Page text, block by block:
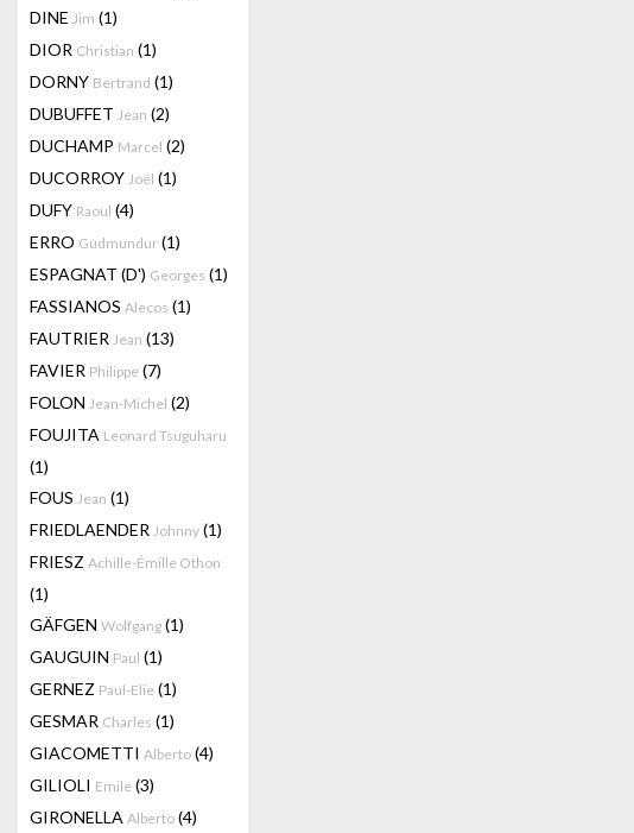
DINE Jim (1)
DIOR Christian (1)
DORNY Bertrand (1)
DUBUFFET Jean (2)
DUCHAMP Marcel (2)
DUCORROY Joël (1)
DUFY Raoul (4)
ERRO Gudmundur (1)
ESPAGNAT (D') Georges (1)
FASSIANOS Alecos (1)
FAUTRIER Jean (13)
FAVIER Philippe (7)
FOLON Jean-Michel (2)
FOUJITA Leonard Tsuguharu
(1)
FOUS Jean (1)
FRIEDLAENDER Johnny (1)
FRIESZ Achille-Émille Othon
(1)
GÄFGEN Wolfgang (1)
GAUGUIN Paul (1)
GERNEZ Paul-Elie (1)
GESMAR Charles (1)
GIACOMETTI Alberto (4)
GILIOLI Emile (3)
GIRONELLA Alberto (4)